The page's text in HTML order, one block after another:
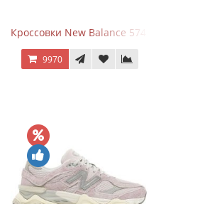
Кроссовки New Balance 574 Navy Grey
9970